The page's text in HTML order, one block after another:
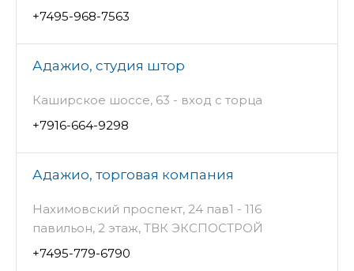
+7495-968-7563
Адажио, студия штор
Каширское шоссе, 63 - вход с торца
+7916-664-9298
Адажио, торговая компания
Нахимовский проспект, 24 пав1 - 116
павильон, 2 этаж, ТВК ЭКСПОСТРОЙ
+7495-779-6790